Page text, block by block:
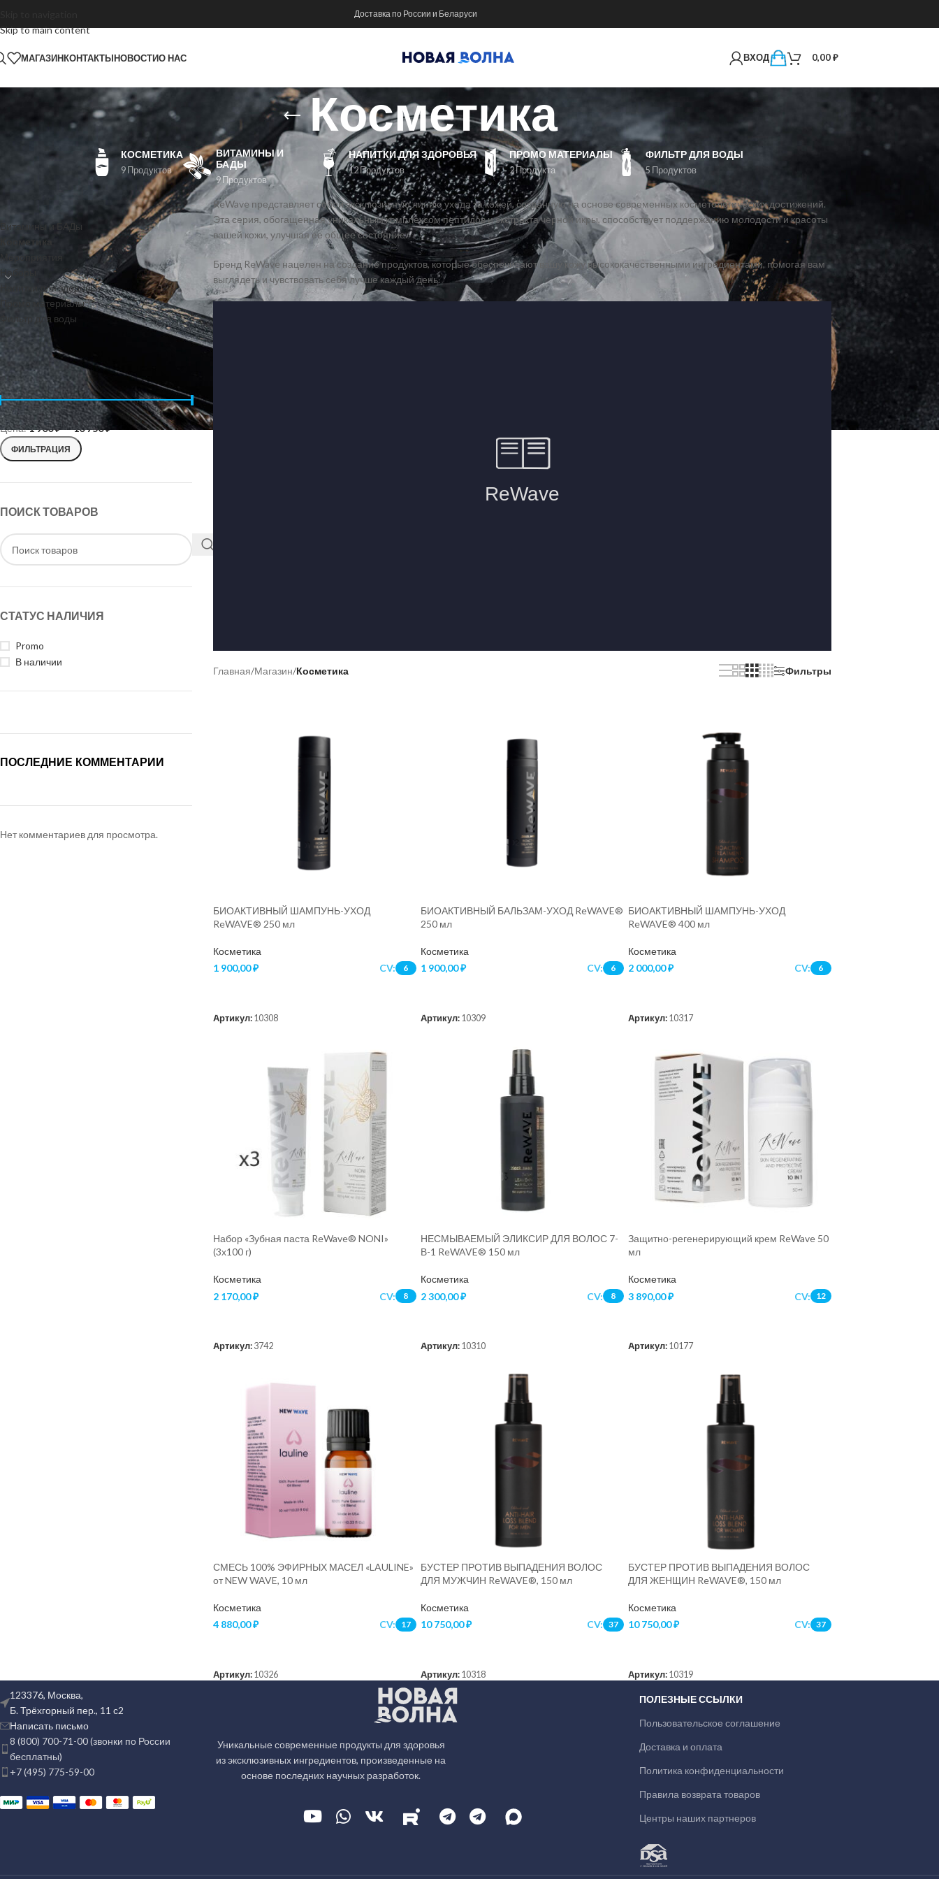
Skip to main content
Доставка по России и Беларуси
МАГАЗИНКОНТАКТЫНОВОСТИО НАС ВХОД 0,00₽
Косметика
КОСМЕТИКА
9 Продуктов
ВИТАМИНЫ И
БАДЫ
9 Продуктов
НАПИТКИ ДЛЯ ЗДОРОВЬЯ
12 Продуктов
ПРОМО МАТЕРИАЛЫ
2 Продукта
ФИЛЬТР ДЛЯ ВОДЫ
5 Продуктов
КАТЕГОРИИ ТОВАРОВ
Витамины и БАДы
Косметика
Мероприятия
Наборы
Напитки для здоровья
Промо материалы
Фильтр для воды
ФИЛЬТРОВАТЬ ПО ЦЕНЕ
ФИЛЬТРАЦИЯ
Цена:1 900 ₽—10 750 ₽
ПОИСК ТОВАРОВ
СТАТУС НАЛИЧИЯ
Promo
В наличии
ПОСЛЕДНИЕ КОММЕНТАРИИ
Нет комментариев для просмотра.
ReWave представляет собой эксклюзивную линию ухода за кожей, созданную на основе современных косметологических достижений.
Эта серия, обогащенная уникальным комплексом пептидов и экстракта черной икры, способствует поддержанию молодости и красоты
вашей кожи, улучшая ее общее состояние.
Бренд ReWave нацелен на создание продуктов, которые обеспечивают вашу кожу высококачественными ингредиентами, помогая вам
выглядеть и чувствовать себя лучше каждый день.
Главная/Магазин/Косметика Фильтры
БИОАКТИВНЫЙ ШАМПУНЬ-УХОД
ReWAVE® 250 мл
Косметика
1 900,00₽ CV: 6
Артикул: 10308
БИОАКТИВНЫЙ БАЛЬЗАМ-УХОД ReWAVE®
250 мл
Косметика
1 900,00₽ CV: 6
Артикул: 10309
БИОАКТИВНЫЙ ШАМПУНЬ-УХОД
ReWAVE® 400 мл
Косметика
2 000,00₽ CV: 6
Артикул: 10317
Набор «Зубная паста ReWave® NONI»
(3х100 г)
Косметика
2 170,00₽ CV: 8
Артикул: 3742
НЕСМЫВАЕМЫЙ ЭЛИКСИР ДЛЯ ВОЛОС 7-
В-1 ReWAVE® 150 мл
Косметика
2 300,00₽ CV: 8
Артикул: 10310
Защитно-регенерирующий крем ReWave 50
мл
Косметика
3 890,00₽ CV: 12
Артикул: 10177
СМЕСЬ 100% ЭФИРНЫХ МАСЕЛ «LAULINE»
от NEW WAVE, 10 мл
Косметика
4 880,00₽ CV: 17
Артикул: 10326
БУСТЕР ПРОТИВ ВЫПАДЕНИЯ ВОЛОС
ДЛЯ МУЖЧИН ReWAVE®, 150 мл
Косметика
10 750,00₽ CV: 37
Артикул: 10318
БУСТЕР ПРОТИВ ВЫПАДЕНИЯ ВОЛОС
ДЛЯ ЖЕНЩИН ReWAVE®, 150 мл
Косметика
10 750,00₽ CV: 37
Артикул: 10319
123376, Москва,
Б. Трёхгорный пер., 11 с2
Написать письмо
8 (800) 700-71-00 (звонки по России
бесплатны)
+7 (495) 775-59-00
Уникальные современные продукты для здоровья
из эксклюзивных ингредиентов, произведенные на
основе последних научных разработок.
ПОЛЕЗНЫЕ ССЫЛКИ
Пользовательское соглашение
Доставка и оплата
Политика конфиденциальности
Правила возврата товаров
Центры наших партнеров